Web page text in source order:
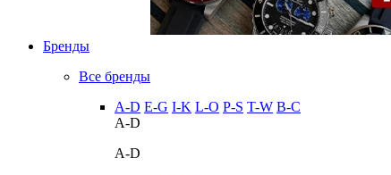
Бренды
Все бренды
A-D E-G I-K L-O P-S T-W В-С
A-D
A-D